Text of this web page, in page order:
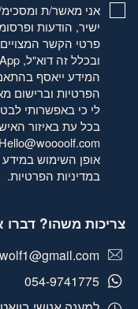
אני מאשר/ת
ישיר, הודעות
פרטי הקשר
המידע ייאסף
הפרטיותוברישום
לי כי באפשרותי
בכל עת באיזור
Hello@woooolf.com
אופן השימוש
במדיניות הפרטיות.
צריכות משהו? דברו
054-9741775